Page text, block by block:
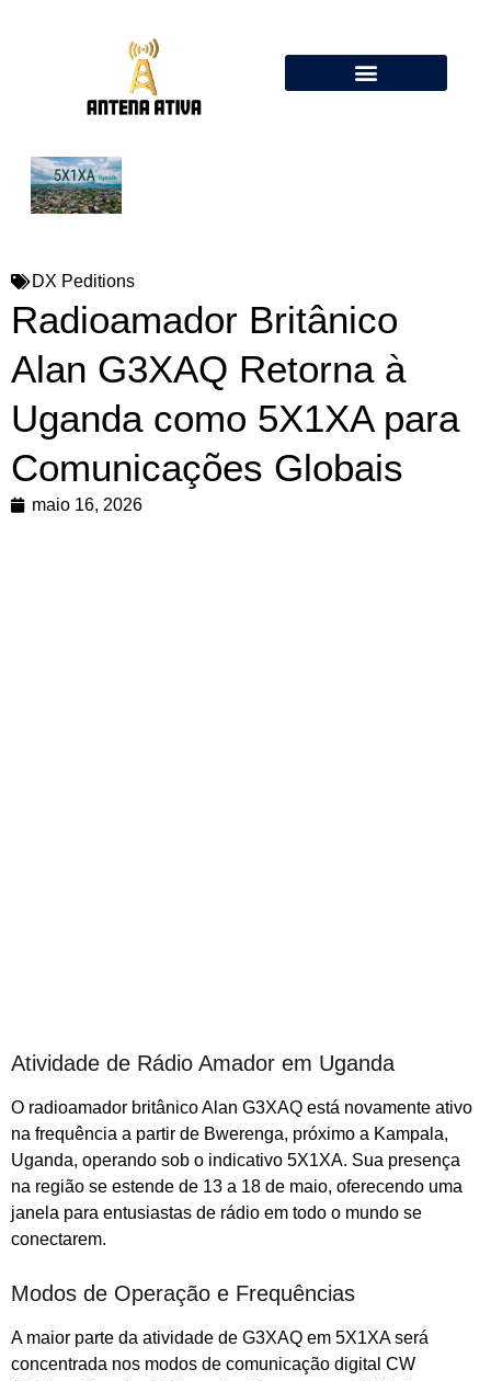
DX Peditions
Radioamador Britânico
Alan G3XAQ Retorna à
Uganda como 5X1XA para
Comunicações Globais
maio 16, 2026
Atividade de Rádio Amador em Uganda
O radioamador britânico Alan G3XAQ está novamente ativo
na frequência a partir de Bwerenga, próximo a Kampala,
Uganda, operando sob o indicativo 5X1XA. Sua presença
na região se estende de 13 a 18 de maio, oferecendo uma
janela para entusiastas de rádio em todo o mundo se
conectarem.
Modos de Operação e Frequências
A maior parte da atividade de G3XAQ em 5X1XA será
concentrada nos modos de comunicação digital CW